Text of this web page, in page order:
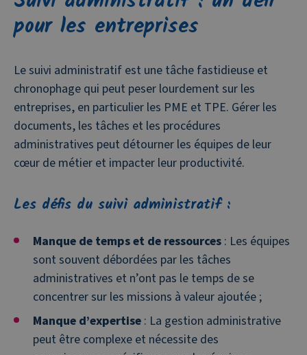
pour les entreprises
Le suivi administratif est une tâche fastidieuse et
chronophage qui peut peser lourdement sur les
entreprises, en particulier les PME et TPE. Gérer les
documents, les tâches et les procédures
administratives peut détourner les équipes de leur
cœur de métier et impacter leur productivité.
Les défis du suivi administratif :
Manque de temps et de ressources : Les équipes
sont souvent débordées par les tâches
administratives et n’ont pas le temps de se
concentrer sur les missions à valeur ajoutée ;
Manque d’expertise : La gestion administrative
peut être complexe et nécessite des